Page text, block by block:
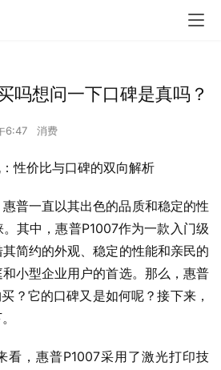
吗想问一下口碑是真吗？
6:47 消费
性价比与口碑的双向解析
普一直以其出色的品质和稳定的性
其中，惠普P1007作为一款入门级
简约的外观、稳定的性能和亲民的
小型企业用户的首选。那么，惠普
？它的口碑又是如何呢？接下来，
看，惠普P1007采用了激光打印技